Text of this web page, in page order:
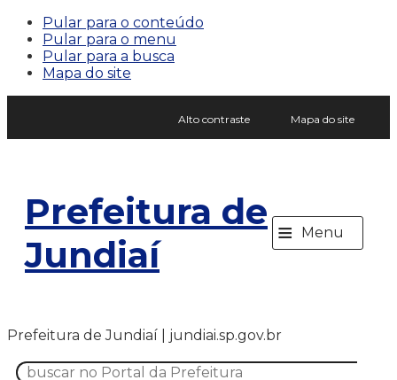
Pular para o conteúdo
Pular para o menu
Pular para a busca
Mapa do site
Alto contraste Mapa do site
Prefeitura de
Jundiaí
≡ Menu
Prefeitura de Jundiaí | jundiai.sp.gov.br